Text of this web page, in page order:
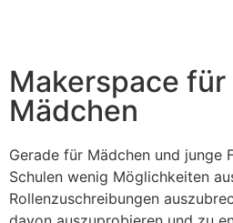
Makerspace
Mädchen
Gerade für Mädchen und junge
Schulen wenig Möglichkeiten
Rollenzuschreibungen